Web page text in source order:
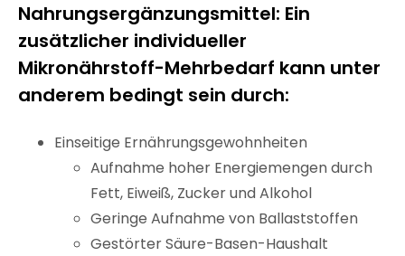
Nahrungsergänzungsmittel: Ein
zusätzlicher individueller
Mikronährstoff-Mehrbedarf kann unter
anderem bedingt sein durch:
Einseitige Ernährungsgewohnheiten
Aufnahme hoher Energiemengen durch
Fett, Eiweiß, Zucker und Alkohol
Geringe Aufnahme von Ballaststoffen
Gestörter Säure-Basen-Haushalt